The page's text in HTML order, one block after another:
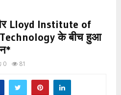
Lloyd Institute of
के बीच हुआ
0 81